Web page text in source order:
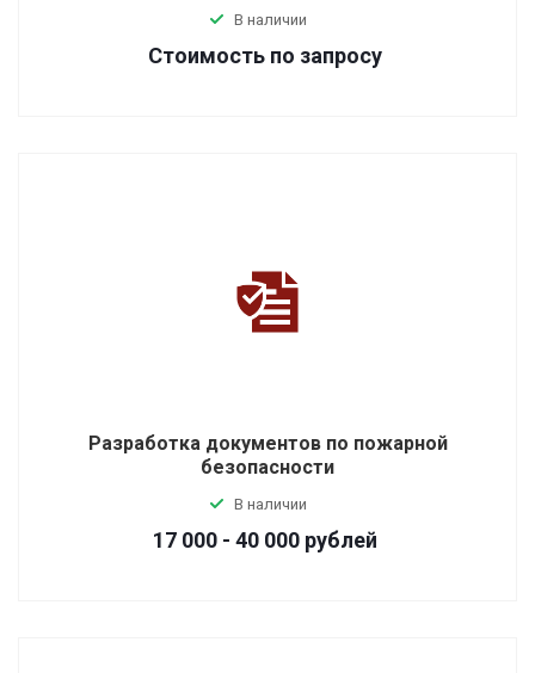
В наличии
Стоимость по запросу
Разработка документов по пожарной
безопасности
В наличии
17 000 - 40 000 рублей